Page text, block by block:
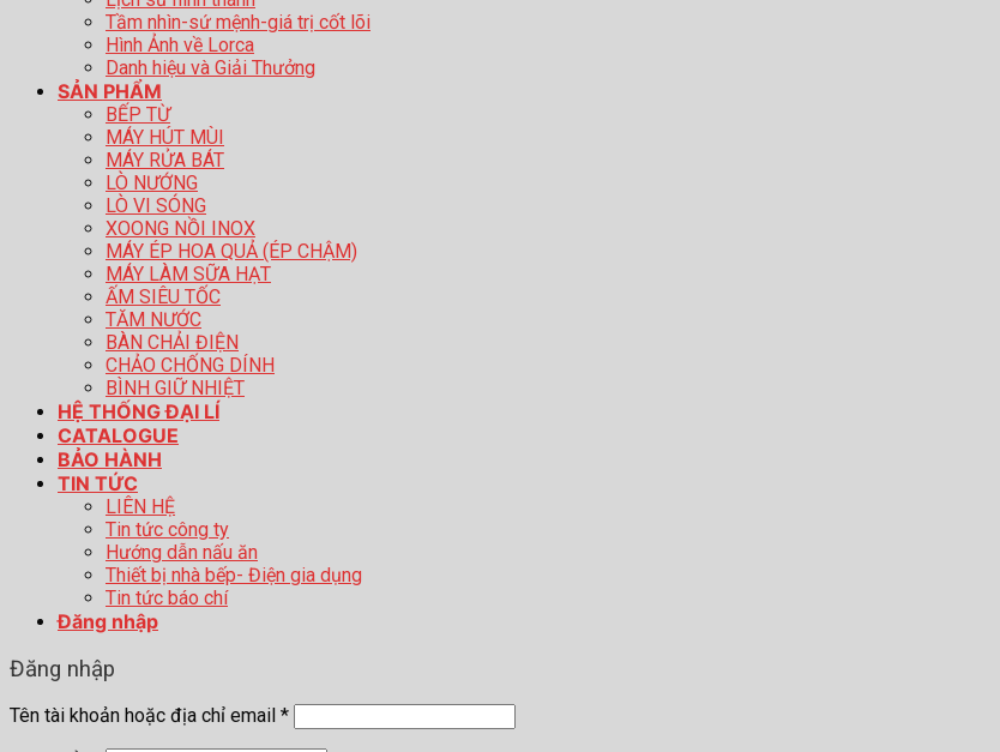
Tầm nhìn-sứ mệnh-giá trị cốt lõi
Hình Ảnh về Lorca
Danh hiệu và Giải Thưởng
SẢN PHẨM
BẾP TỪ
MÁY HÚT MÙI
MÁY RỬA BÁT
LÒ NƯỚNG
LÒ VI SÓNG
XOONG NỒI INOX
MÁY ÉP HOA QUẢ (ÉP CHẬM)
MÁY LÀM SỮA HẠT
ẤM SIÊU TỐC
TĂM NƯỚC
BÀN CHẢI ĐIỆN
CHẢO CHỐNG DÍNH
BÌNH GIỮ NHIỆT
HỆ THỐNG ĐẠI LÍ
CATALOGUE
BẢO HÀNH
TIN TỨC
LIÊN HỆ
Tin tức công ty
Hướng dẫn nấu ăn
Thiết bị nhà bếp- Điện gia dụng
Tin tức báo chí
Đăng nhập
Đăng nhập
Tên tài khoản hoặc địa chỉ email *